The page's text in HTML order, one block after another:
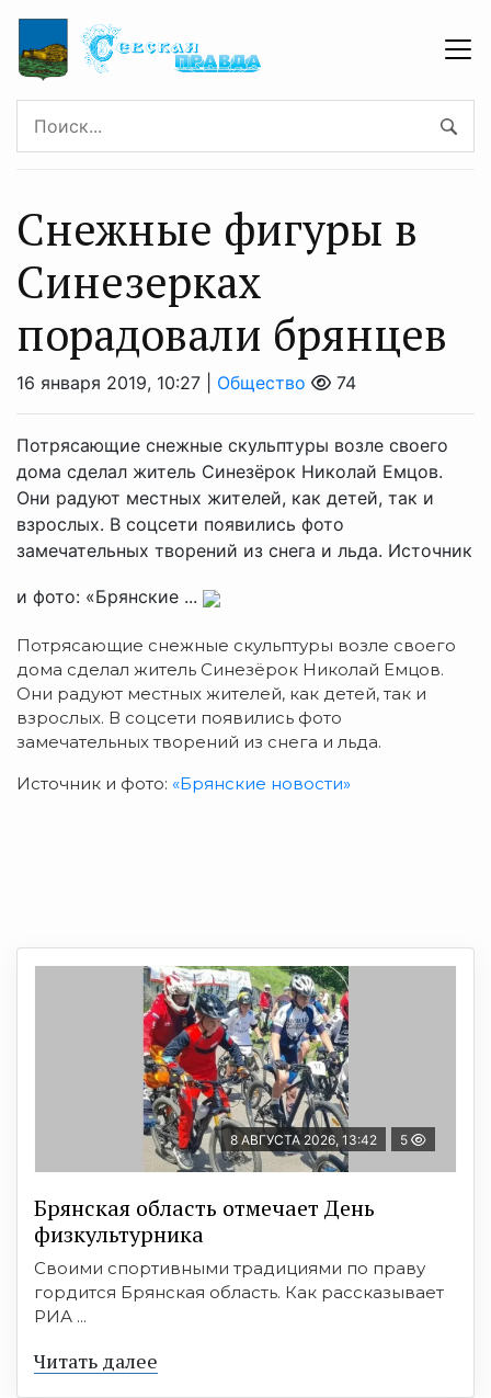
Снежные фигуры в
Синезерках
порадовали брянцев
16 января 2019, 10:27 | Общество 74
Потрясающие снежные скульптуры возле своего
дома сделал житель Синезёрок Николай Емцов.
Они радуют местных жителей, как детей, так и
взрослых. В соцсети появились фото
замечательных творений из снега и льда. Источник
и фото: «Брянские ...
Потрясающие снежные скульптуры возле своего
дома сделал житель Синезёрок Николай Емцов.
Они радуют местных жителей, как детей, так и
взрослых. В соцсети появились фото
замечательных творений из снега и льда.
Источник и фото: «Брянские новости»
8 АВГУСТА 2026, 13:42 5
Брянская область отмечает День
физкультурника
Своими спортивными традициями по праву
гордится Брянская область. Как рассказывает
РИА ...
Читать далее